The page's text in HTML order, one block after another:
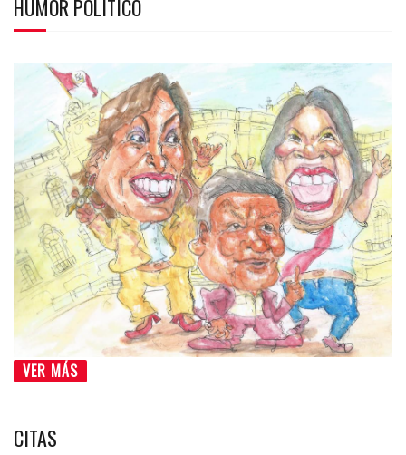
HUMOR POLÍTICO
VER MÁS
CITAS